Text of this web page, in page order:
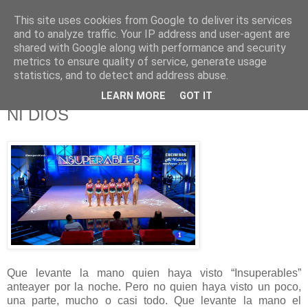
625 RANAS
LA TELEVISIÓN DESDE EL PUNTO DE VISTA BATRACIO
NI DIOS
Que levante la mano quien haya visto “Insuperables”
anteayer por la noche. Pero no quien haya visto un poco,
una parte, mucho o casi todo. Que levante la mano el
This site uses cookies from Google to deliver its services
and to analyze traffic. Your IP address and user-agent are
shared with Google along with performance and security
metrics to ensure quality of service, generate usage
statistics, and to detect and address abuse.
LEARN MORE GOT IT